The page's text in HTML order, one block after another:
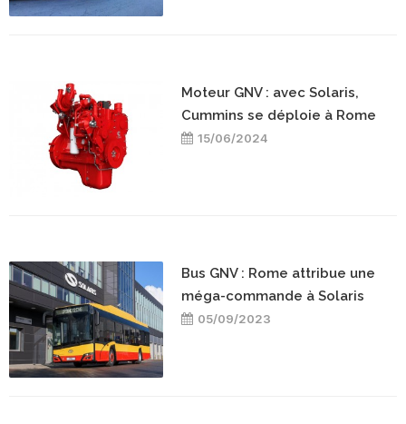
Moteur GNV : avec Solaris,
Cummins se déploie à Rome
15/06/2024
Bus GNV : Rome attribue une
méga-commande à Solaris
05/09/2023